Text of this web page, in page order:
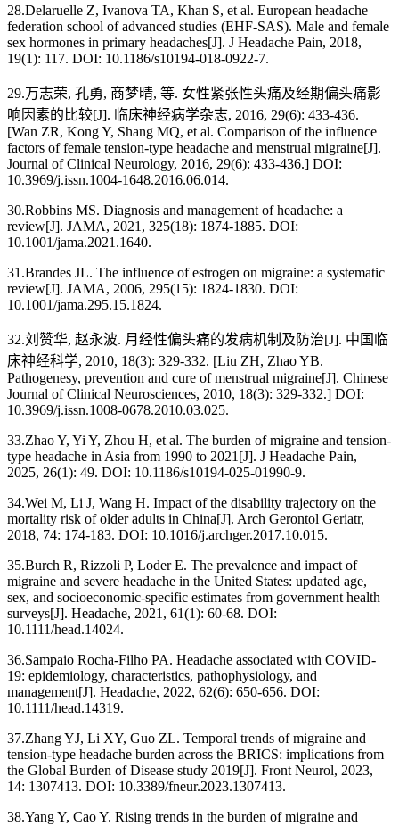
28.Delaruelle Z, Ivanova TA, Khan S, et al. European headache
federation school of advanced studies (EHF-SAS). Male and female
sex hormones in primary headaches[J]. J Headache Pain, 2018,
19(1): 117. DOI: 10.1186/s10194-018-0922-7.
29.万志荣, 孔勇, 商梦晴, 等. 女性紧张性头痛及经期偏头痛影
响因素的比较[J]. 临床神经病学杂志, 2016, 29(6): 433-436.
[Wan ZR, Kong Y, Shang MQ, et al. Comparison of the influence
factors of female tension-type headache and menstrual migraine[J].
Journal of Clinical Neurology, 2016, 29(6): 433-436.] DOI:
10.3969/j.issn.1004-1648.2016.06.014.
30.Robbins MS. Diagnosis and management of headache: a
review[J]. JAMA, 2021, 325(18): 1874-1885. DOI:
10.1001/jama.2021.1640.
31.Brandes JL. The influence of estrogen on migraine: a systematic
review[J]. JAMA, 2006, 295(15): 1824-1830. DOI:
10.1001/jama.295.15.1824.
32.刘赞华, 赵永波. 月经性偏头痛的发病机制及防治[J]. 中国临
床神经科学, 2010, 18(3): 329-332. [Liu ZH, Zhao YB.
Pathogenesy, prevention and cure of menstrual migraine[J]. Chinese
Journal of Clinical Neurosciences, 2010, 18(3): 329-332.] DOI:
10.3969/j.issn.1008-0678.2010.03.025.
33.Zhao Y, Yi Y, Zhou H, et al. The burden of migraine and tension-
type headache in Asia from 1990 to 2021[J]. J Headache Pain,
2025, 26(1): 49. DOI: 10.1186/s10194-025-01990-9.
34.Wei M, Li J, Wang H. Impact of the disability trajectory on the
mortality risk of older adults in China[J]. Arch Gerontol Geriatr,
2018, 74: 174-183. DOI: 10.1016/j.archger.2017.10.015.
35.Burch R, Rizzoli P, Loder E. The prevalence and impact of
migraine and severe headache in the United States: updated age,
sex, and socioeconomic-specific estimates from government health
surveys[J]. Headache, 2021, 61(1): 60-68. DOI:
10.1111/head.14024.
36.Sampaio Rocha-Filho PA. Headache associated with COVID-
19: epidemiology, characteristics, pathophysiology, and
management[J]. Headache, 2022, 62(6): 650-656. DOI:
10.1111/head.14319.
37.Zhang YJ, Li XY, Guo ZL. Temporal trends of migraine and
tension-type headache burden across the BRICS: implications from
the Global Burden of Disease study 2019[J]. Front Neurol, 2023,
14: 1307413. DOI: 10.3389/fneur.2023.1307413.
38.Yang Y, Cao Y. Rising trends in the burden of migraine and